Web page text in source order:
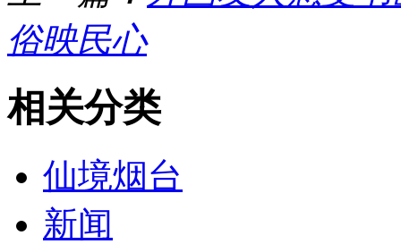
俗映民心
相关分类
仙境烟台
新闻